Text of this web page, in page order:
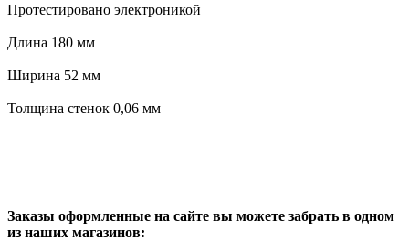
Протестировано электроникой
Длина 180 мм
Ширина 52 мм
Толщина стенок 0,06 мм
Заказы оформленные на сайте вы можете забрать в одном
из наших магазинов: